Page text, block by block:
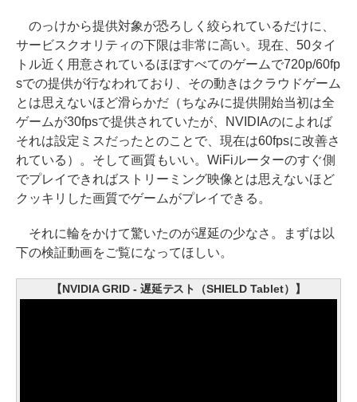
のっけから提供対象が恐ろしく絞られているだけに、
サービスクオリティの下限は非常に高い。現在、50タイ
トル近く用意されているほぼすべてのゲームで720p/60fp
sでの提供が行なわれており、その動きはクラウドゲーム
とは思えないほど滑らかだ（ちなみに提供開始当初は全
ゲームが30fpsで提供されていたが、NVIDIAのによれば
それは設定ミスだったとのことで、現在は60fpsに改善さ
れている）。そして画質もいい。WiFiルーターのすぐ側
でプレイできればストリーミング映像とは思えないほど
クッキリした画質でゲームがプレイできる。
それに輪をかけて驚いたのが遅延の少なさ。まずは以
下の検証動画をご覧になってほしい。
【NVIDIA GRID - 遅延テスト（SHIELD Tablet）】